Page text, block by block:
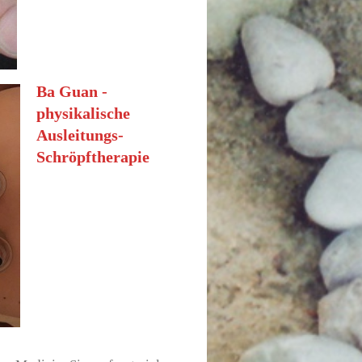
Ba Guan -
physikalische
Ausleitungs-
Schröpftherapie